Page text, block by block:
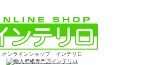
オンラインショップ インテリロ